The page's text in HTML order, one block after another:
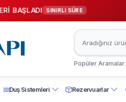
BAŞLADI SINIRLI SÜRE
Popüler Aramalar:
Duş Sistemleri Rezervuarlar